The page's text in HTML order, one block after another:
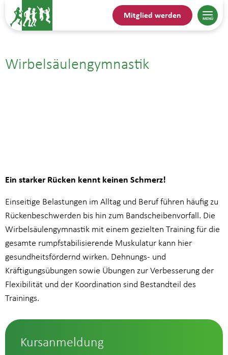
Mitglied werden
Wirbelsäulengymnastik
Ein starker Rücken kennt keinen Schmerz!
Einseitige Belastungen im Alltag und Beruf führen häufig zu
Rückenbeschwerden bis hin zum Bandscheibenvorfall. Die
Wirbelsäulengymnastik mit einem gezielten Training für die
gesamte rumpfstabilisierende Muskulatur kann hier
gesundheitsfördernd wirken. Dehnungs- und
Kräftigungsübungen sowie Übungen zur Verbesserung der
Flexibilität und der Koordination sind Bestandteil des
Trainings.
Kursanmeldung